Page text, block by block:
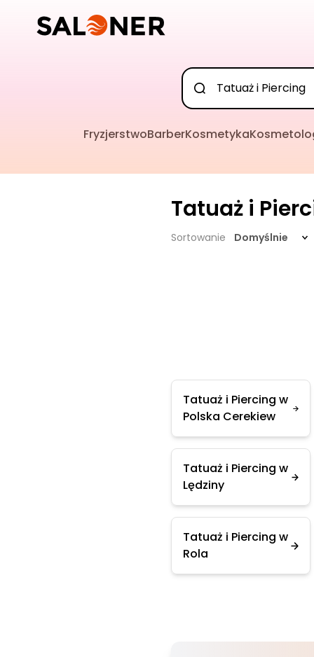
FryzjerstwoBarberKosmetyka
Tatuaż i
Sortowanie Domyślnie
Tatuaż i Piercing w
Polska Cerekiew
Tatuaż i Piercing w
Lędziny
Tatuaż i Piercing w
Rola